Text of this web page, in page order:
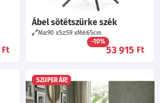
Ft
Ábel sötétszürke szék
Ma:90 Sz:59 Mé:65cm
-10%
53 915 Ft
SZUPER ÁR!